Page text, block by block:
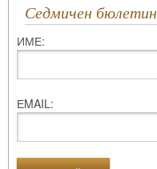
Седмичен бюлетин
ИМЕ:
ЕMAIL: